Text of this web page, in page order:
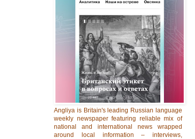
Angliya is Britain's leading Russian language
weekly newspaper featuring reliable mix of
national and international news wrapped
around local information – interviews,